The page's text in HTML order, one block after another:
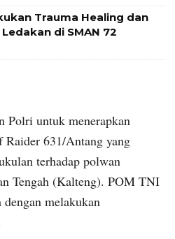
Trauma Healing dan
di SMAN 72
Polri untuk menerapkan
631/Antang yang
terhadap polwan
Tengah (Kalteng). POM TNI
melakukan